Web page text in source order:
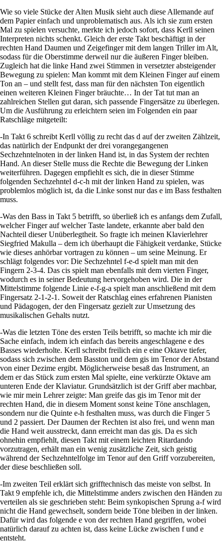
Wie so viele Stücke der Alten Musik sieht auch diese Allemande auf
dem Papier einfach und unproblematisch aus. Als ich sie zum ersten
Mal zu spielen versuchte, merkte ich jedoch sofort, dass Kerll seinen
Interpreten nichts schenkt. Gleich der erste Takt beschäftigt in der
rechten Hand Daumen und Zeigefinger mit dem langen Triller im Alt,
sodass für die Oberstimme derweil nur die äußeren Finger bleiben.
Zugleich hat die linke Hand zwei Stimmen in versetzter absteigender
Bewegung zu spielen: Man kommt mit dem Kleinen Finger auf einem
Ton an – und stellt fest, dass man für den nächsten Ton eigentlich
einen weiteren Kleinen Finger bräuchte… In der Tat tut man an
zahlreichen Stellen gut daran, sich passende Fingersätze zu überlegen.
Um die Ausführung zu erleichtern seien im Folgenden ein paar
Ratschläge mitgeteilt:
-In Takt 6 schreibt Kerll völlig zu recht das d auf der zweiten Zählzeit,
das natürlich der Endpunkt der drei vorangegangenen
Sechzehntelnoten in der linken Hand ist, in das System der rechten
Hand. An dieser Stelle muss die Rechte die Bewegung der Linken
weiterführen. Dagegen empfiehlt es sich, die in dieser Stimme
folgenden Sechzehntel d-c-h mit der linken Hand zu spielen, was
problemlos möglich ist, da die Linke sonst nur das e im Bass festhalten
muss.
-Was den Bass in Takt 5 betrifft, so überließ ich es anfangs dem Zufall,
welcher Finger auf welcher Taste landete, erkannte aber bald den
Nachteil dieser Unüberlegtheit. So fragte ich meinen Klavierlehrer
Siegfried Makulla – dem ich überhaupt die Fähigkeit verdanke, Stücke
wie dieses anhörbar vortragen zu können – um seine Meinung. Er
schlägt folgendes vor: Die Sechzehntel f-e-d spielt man mit den
Fingern 2-3-4. Das cis spielt man ebenfalls mit dem vierten Finger,
wodurch es in seiner Bedeutung hervorgehoben wird. Die in der
Mittelstimme folgende Linie e-f-g-a spielt man anschließend mit dem
Fingersatz 2-1-2-1. Soweit der Ratschlag eines erfahrenen Pianisten
und Pädagogen, der den Fingersatz gezielt zur Umsetzung des
musikalischen Gehalts nutzt.
-Was die letzten Töne des ersten Teils betrifft, so machte ich mir die
Sache einfach, indem ich einfach das bereits angeschlagene e des
Basses wiederholte. Kerll schreibt freilich ein e eine Oktave tiefer,
sodass sich zwischen dem Basston und dem gis im Tenor der Abstand
von einer Dezime ergibt. Möglicherweise besaß das Instrument, an
dem er das Stück zum ersten Mal spielte, eine verkürzte Oktave am
unteren Ende der Klaviatur. Grundsätzlich ist der Griff aber machbar,
wie mir mein Lehrer zeigte: Man greife das gis im Tenor mit der
rechten Hand, die in diesem Moment sonst keine Töne anschlagen,
sondern nur die Quinte e-h festhalten muss, was durch die Finger 5
und 2 passiert. Der Daumen der Rechten ist also frei, und wenn man
die Hand weit ausstreckt, dann erreicht man das gis. Da es sich
ohnehin empfiehlt, diesen Takt mit einem leichten Ritardando
vorzutragen, erhält man ein wenig zusätzliche Zeit, sich geistig
während der Sechzehntelfolge im Tenor auf den Griff vorzubereiten,
der diese beschließen soll.
-Im zweiten Teil erklärt sich grifftechnisch das meiste von selbst. In
Takt 9 empfehle ich, die Mittelstimme anders zwischen den Händen zu
verteilen als sie geschrieben steht: Beim synkopischen Sprung a-f wird
nicht die Hand gewechselt, sondern beide Töne bleiben in der linken.
Dafür wird das folgende e von der rechten Hand gegriffen, wobei
natürlich darauf zu achten ist, dass keine Lücke zwischen f und e
entsteht.